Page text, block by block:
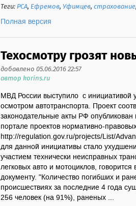
Теги:РСА, Ефремов, Уфимцев,страхование,
Полная версия
Техосмотру грозят
добавлено 05.06.2016 22:57
автор korins.ru
МВД России выступило с инициативой
осмотром автотранспорта. Проект
законодательные акты РФ
портале проектов нормативно-
http://regulation.gov.ru/projects/List/
для данной инициативы стало
участием технически неисправных
легковых авто и мотоциклов, говорится
документу. "Количество погибших и
происшествиях за последние 4 года
256 человек (на 91%), раненых ...